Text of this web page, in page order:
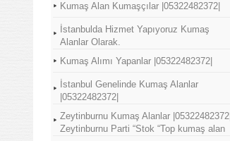
Kumaş Alan Kumaşçılar |05322482372|
İstanbulda Hizmet Yapıyoruz Kumaş
Alanlar Olarak.
Kumaş Alımı Yapanlar |05322482372|
İstanbul Genelinde Kumaş Alanlar
|05322482372|
Zeytinburnu Kumaş Alanlar |05322482372|
Zeytinburnu Parti “Stok “Top kumaş alan